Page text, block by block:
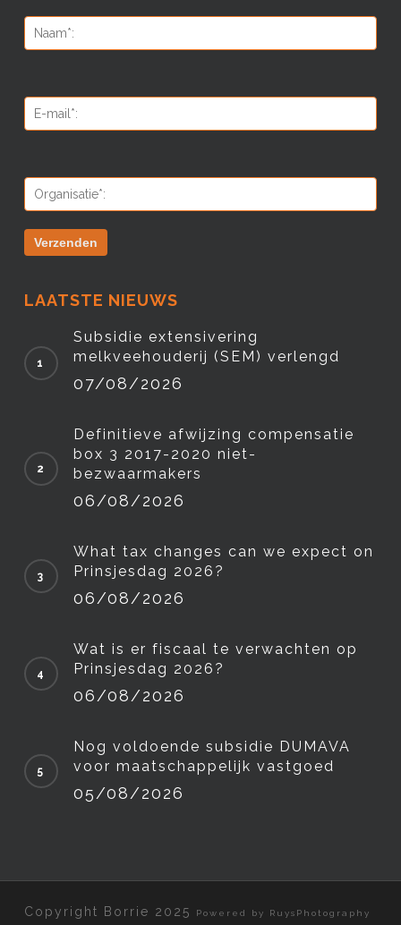
LAATSTE NIEUWS
Subsidie extensivering
melkveehouderij (SEM) verlengd
07/08/2026
Definitieve afwijzing compensatie
box 3 2017-2020 niet-
bezwaarmakers
06/08/2026
What tax changes can we expect on
Prinsjesdag 2026?
06/08/2026
Wat is er fiscaal te verwachten op
Prinsjesdag 2026?
06/08/2026
Nog voldoende subsidie DUMAVA
voor maatschappelijk vastgoed
05/08/2026
Copyright Borrie 2025 Powered by RuysPhotography